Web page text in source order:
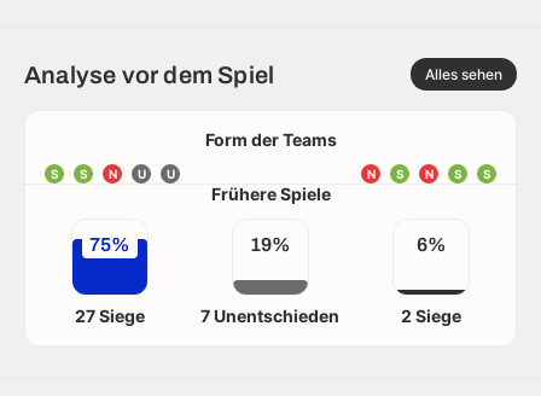
Analyse vor dem Spiel Alles sehen
Form der Teams
S S N U U S
S
N
S
N
Frühere Spiele
75%
27 Siege
19%
7 Unentschieden
6%
2 Siege